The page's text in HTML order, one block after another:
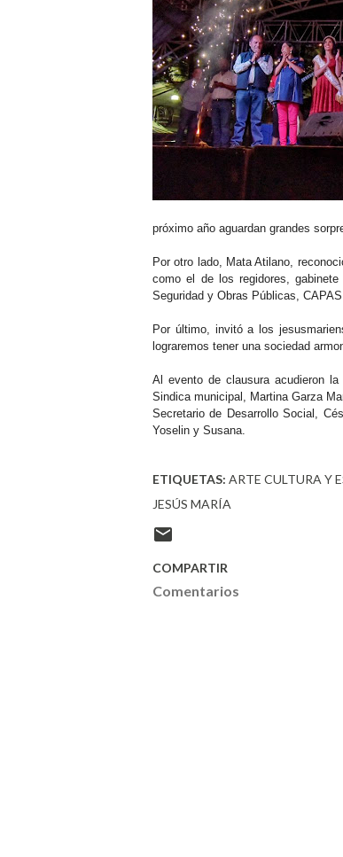
próximo año aguardan grandes
Por otro lado, Mata Atilano,
como el de los regidores,
Seguridad y Obras Públicas,
Por último, invitó a los
lograremos tener una sociedad
Al evento de clausura acudieron
Sindica municipal, Martina Garza
Secretario de Desarrollo Social,
Yoselin y Susana.
ETIQUETAS: ARTE CULTURA Y
JESÚS MARÍA
COMPARTIR
Comentarios